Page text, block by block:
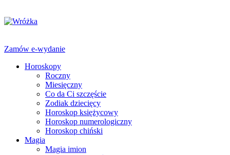
Zamów e-wydanie
Horoskopy
Roczny
Miesięczny
Co da Ci szczęście
Zodiak dziecięcy
Horoskop księżycowy
Horoskop numerologiczny
Horoskop chiński
Magia
Magia imion